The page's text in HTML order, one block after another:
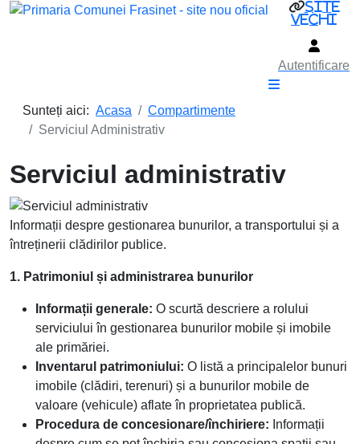
site
vechi
Autentificare
Sunteți aici: Acasa
Compartimente
Serviciul Administrativ
Serviciul administrativ
Informații despre gestionarea bunurilor, a transportului și a
întreținerii clădirilor publice.
1. Patrimoniul și administrarea bunurilor
Informații generale: O scurtă descriere a rolului
serviciului în gestionarea bunurilor mobile și imobile
ale primăriei.
Inventarul patrimoniului: O listă a principalelor bunuri
imobile (clădiri, terenuri) și a bunurilor mobile de
valoare (vehicule) aflate în proprietatea publică.
Procedura de concesionare/închiriere: Informații